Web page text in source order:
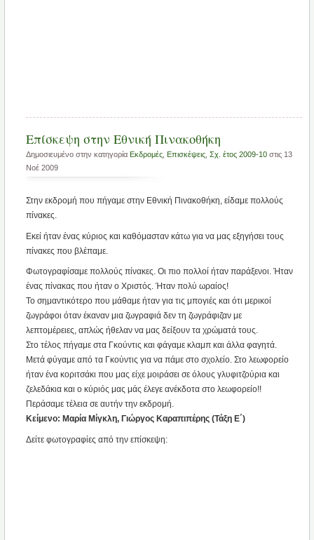
Επίσκεψη στην Εθνική Πινακοθήκη
Δημοσιευμένο στην κατηγορία Εκδρομές, Επισκέψεις, Σχ. έτος 2009-10στις 13
Νοέ 2009
Στην εκδρομή που πήγαμε στην Εθνική Πινακοθήκη, είδαμε πολλούς
πίνακες.
Εκεί ήταν ένας κύριος και καθόμασταν κάτω για να μας εξηγήσει τους
πίνακες που βλέπαμε.
Φωτογραφίσαμε πολλούς πίνακες. Οι πιο πολλοί ήταν παράξενοι. Ήταν
ένας πίνακας που ήταν ο Χριστός. Ήταν πολύ ωραίος!
Το σημαντικότερο που μάθαμε ήταν για τις μπογιές και ότι μερικοί
ζωγράφοι όταν έκαναν μια ζωγραφιά δεν τη ζωγράφιζαν με
λεπτομέρειες, απλώς ήθελαν να μας δείξουν τα χρώματά τους.
Στο τέλος πήγαμε στα Γκούντις και φάγαμε κλαμπ και άλλα φαγητά.
Μετά φύγαμε από τα Γκούντις για να πάμε στο σχολείο. Στο λεωφορείο
ήταν ένα κοριτσάκι που μας είχε μοιράσει σε όλους γλυφιτζούρια και
ζελεδάκια και ο κύριός μας μάς έλεγε ανέκδοτα στο λεωφορείο!!
Περάσαμε τέλεια σε αυτήν την εκδρομή.
Κείμενο: Μαρία Μίγκλη, Γιώργος Καραπιπέρης (Τάξη Ε΄)
Δείτε φωτογραφίες από την επίσκεψη: